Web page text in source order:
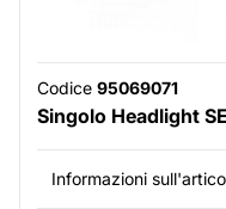
Codice 95069071
Singolo Headlight
Informazioni